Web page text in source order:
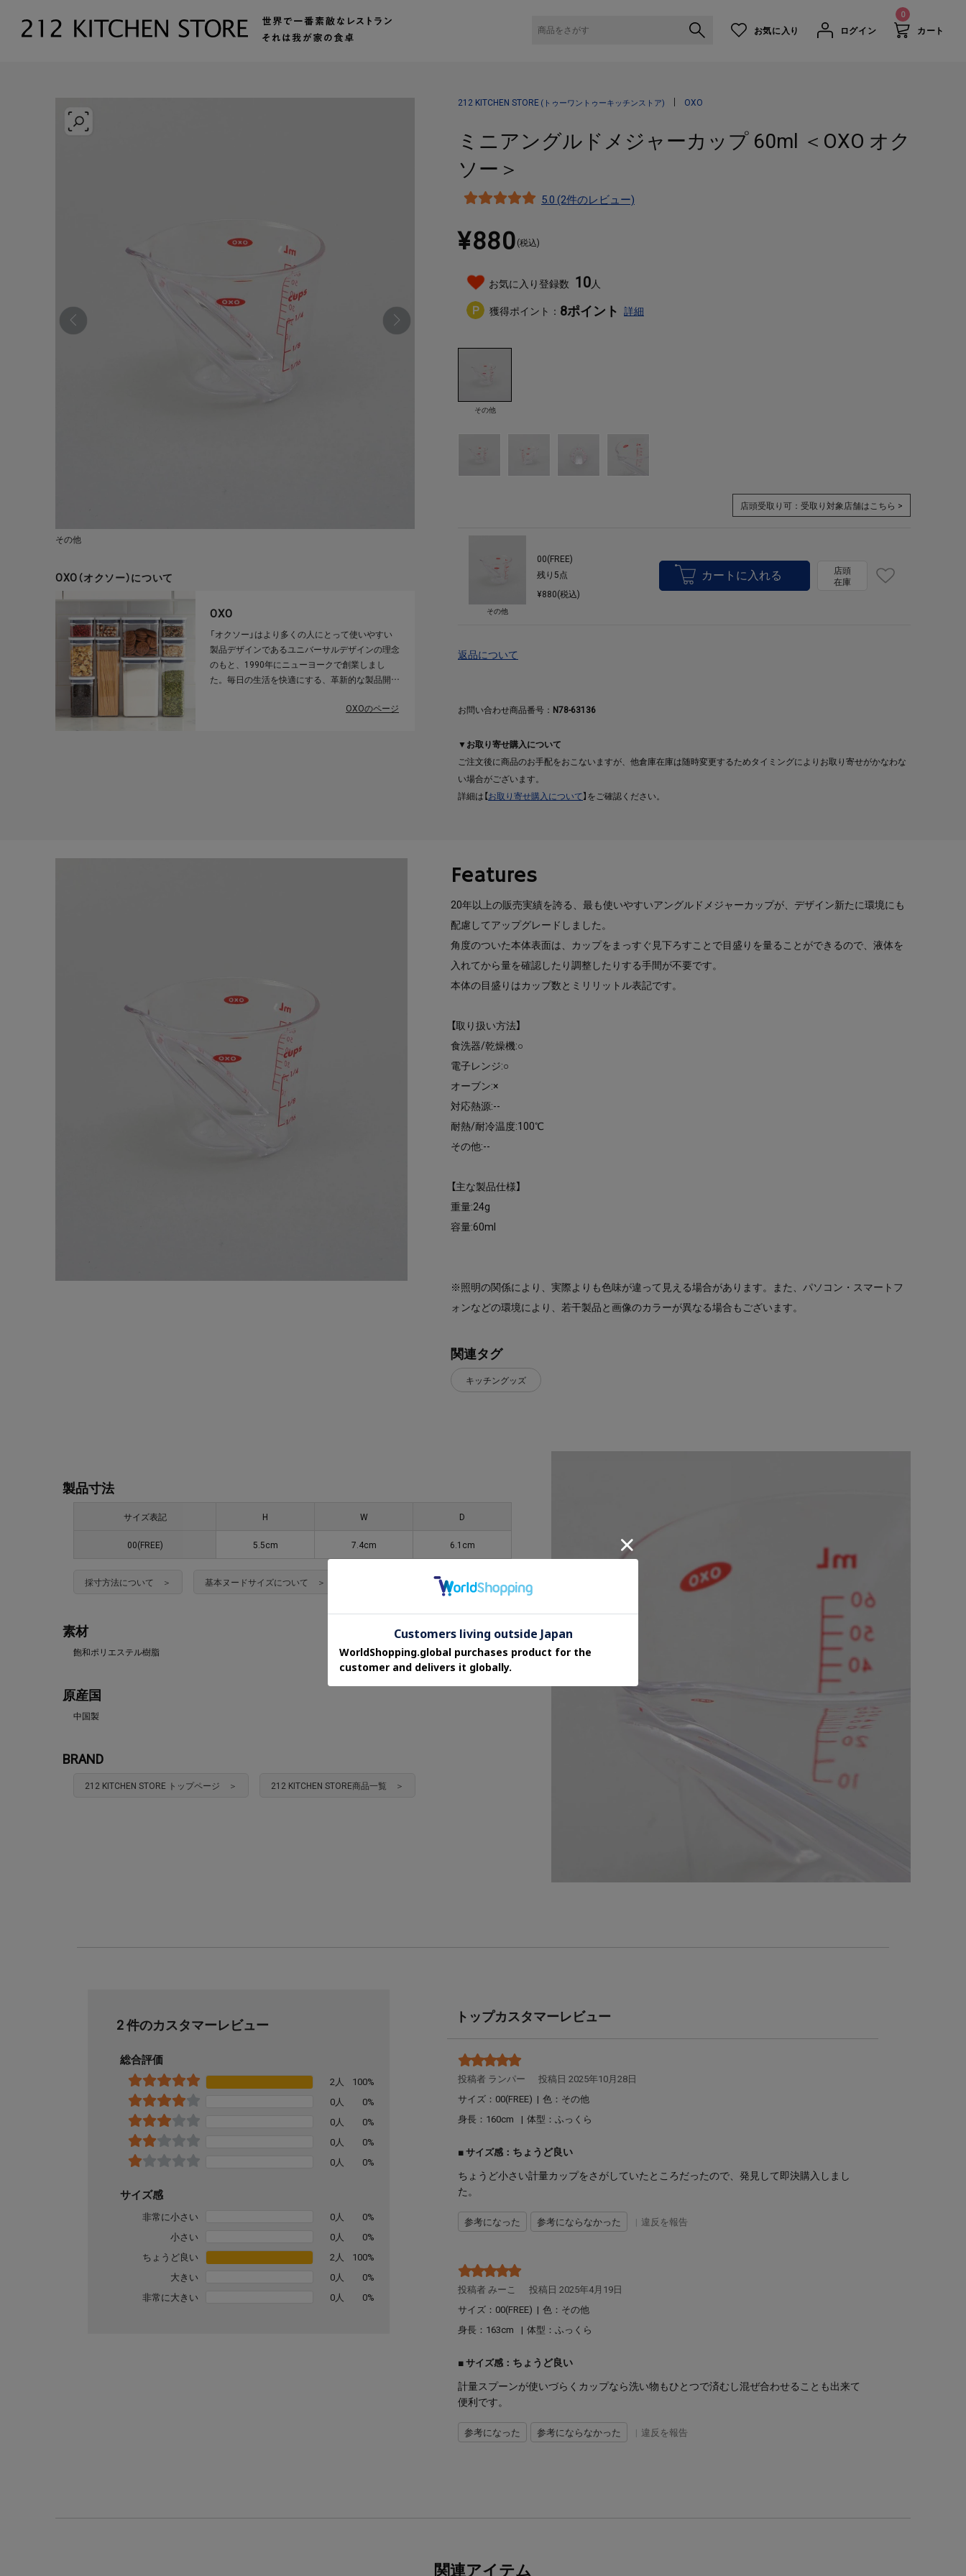
お気に入り ログイン
0
カート
トップ 【公式】212 KITCHEN STORE（トゥーワントゥーキッチンストア）キッチン雑貨の通販 キッチングッズ・キッチン家電 調理器具 ミニアングルドメジャーカップ 60ml ＜OXO オクソー＞
その他
OXO（オクソー）について
OXO
「オクソー」はより多くの人にとって使いやすい
製品デザインであるユニバーサルデザインの理念
のもと、1990年にニューヨークで創業しまし
た。毎日の生活を快適にする、革新的な製品開発
ざまな人がどのように製品を使うのかを研究し、
OXOのページ
212 KITCHEN STORE(トゥーワントゥーキッチンストア) OXO
ミニアングルドメジャーカップ 60ml ＜OXO オク
ソー＞
5.0 (2件のレビュー)
¥880(税込)
お気に入り登録数 10人
獲得ポイント： 8ポイント 詳細
その他
店頭受取り可： 受取り対象店舗はこちら >
その他
00(FREE)
残り 5点
¥880(税込)
店頭
在庫
返品について
お問い合わせ商品番号： N78-63136
▼お取り寄せ購入について
ご注文後に商品のお手配をおこないますが、他倉庫在庫は随時変更するためタイミングによりお取り寄せがかなわな
い場合がございます。
詳細は【お取り寄せ購入について】をご確認ください。
Features
20年以上の販売実績を誇る、最も使いやすいアングルドメジャーカップが、デザイン新たに環境にも
配慮してアップグレードしました。
角度のついた本体表面は、カップをまっすぐ見下ろすことで目盛りを量ることができるので、液体を
入れてから量を確認したり調整したりする手間が不要です。
本体の目盛りはカップ数とミリリットル表記です。
【取り扱い方法】
食洗器/乾燥機:○
電子レンジ:○
オーブン:×
対応熱源:--
耐熱/耐冷温度:100℃
その他:--
【主な製品仕様】
重量:24g
容量:60ml
※照明の関係により、実際よりも色味が違って見える場合があります。また、パソコン・スマートフ
ォンなどの環境により、若干製品と画像のカラーが異なる場合もございます。
関連タグ
キッチングッズ
製品寸法
サイズ表記 H W D
00(FREE) 5.5cm 7.4cm 6.1cm
採寸方法について ＞ 基本ヌードサイズについて ＞
素材
飽和ポリエステル樹脂
原産国
中国製
BRAND
212 KITCHEN STORE トップページ ＞ 212 KITCHEN STORE商品一覧 ＞
2 件のカスタマーレビュー
総合評価
2人
100%
0人
0%
0人
0%
0人
0%
0人
0%
サイズ感
非常に小さい 0人
0%
小さい
0人
0%
ちょうど良い
2人
100%
大きい
0人
0%
非常に大きい
0人 0%
トップカスタマーレビュー
投稿者 ランパー
投稿日 2025年10月28日
サイズ：00(FREE) | 色：その他
身長： 160 体型： ふっくら
サイズ感： ちょうど良い
ちょうど小さい計量カップをさがしていたところだったので、発見して即決購入しまし
た。
参考になった 参考にならなかった | 違反を報告
投稿者 みーこ
投稿日 2025年4月19日
サイズ：00(FREE) | 色：その他
身長： 163 体型： ふっくら
サイズ感： ちょうど良い
計量スプーンが使いづらくカップなら洗い物もひとつで済むし混ぜ合わせることも出来て
便利です。
参考になった 参考にならなかった | 違反を報告
関連アイテム